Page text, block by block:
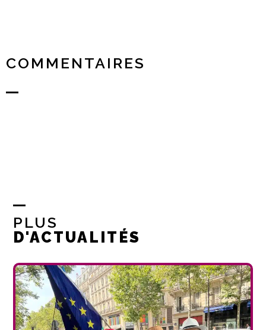
COMMENTAIRES
PLUS
D'ACTUALITÉS